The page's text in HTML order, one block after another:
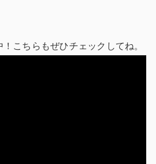
こちらもぜひチェックしてね。